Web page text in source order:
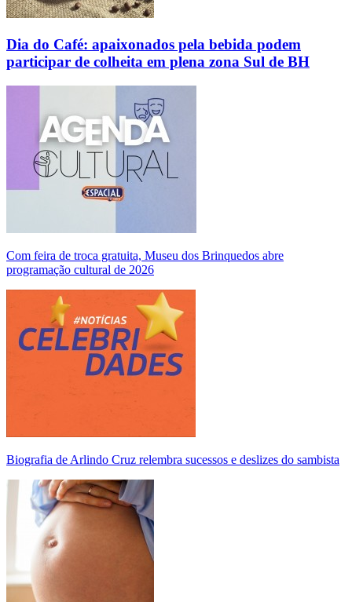
Dia do Café: apaixonados pela bebida podem
participar de colheita em plena zona Sul de BH
Com feira de troca gratuita, Museu dos Brinquedos abre
programação cultural de 2026
Biografia de Arlindo Cruz relembra sucessos e deslizes do sambista